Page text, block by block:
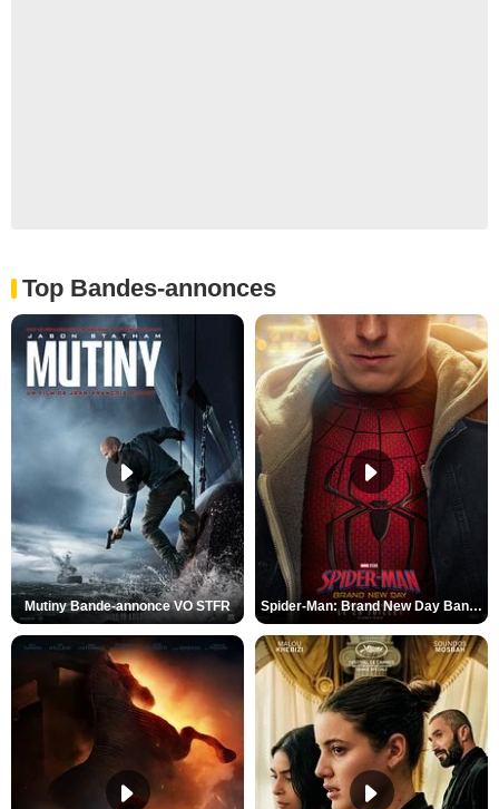
Top Bandes-annonces
Mutiny Bande-annonce VO STFR Spider-Man: Brand New Day Bande-annonce VO STFR